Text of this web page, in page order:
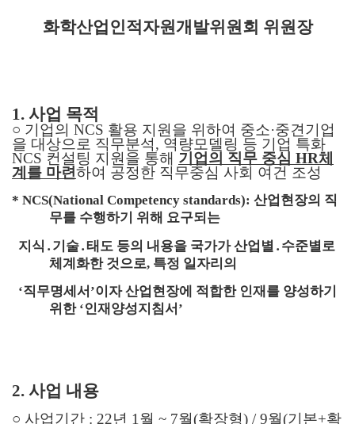
화학산업인적자원개발위원회 위원장
1. 사업 목적
○ 기업의 NCS 활용 지원을 위하여 중소·중견기업
을 대상으로 직무분석, 역량모델링 등 기업 특화
NCS 컨설팅 지원을 통해 기업의 직무 중심 HR체
계를 마련하여 공정한 직무중심 사회 여건 조성
* NCS(National Competency standards): 산업현장의 직
무를 수행하기 위해 요구되는
지식 ․ 기술․태도 등의 내용을 국가가 산업별 ․ 수준별로
체계화한 것으로, 특정 일자리의
‘직무명세서 ’이자 산업현장에 적합한 인재를 양성하기
위한 ‘인재양성지침서 ’
2. 사업 내용
○ 사업기간 : 22년 1 월 ~ 7월(확장형) / 9월(기본+확